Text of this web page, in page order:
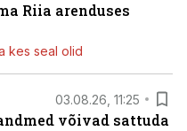
Riia arenduses
kes seal olid
03.08.26, 11:25
võivad sattuda